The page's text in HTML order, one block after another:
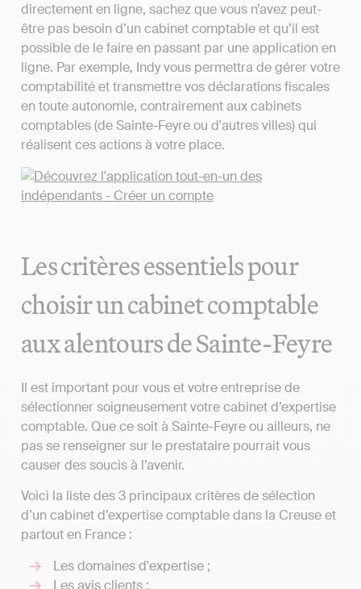
directement en ligne, sachez que vous n’avez peut-
être pas besoin d’un cabinet comptable et qu’il est
possible de le faire en passant par une application en
ligne. Par exemple, Indy vous permettra de gérer votre
comptabilité et transmettre vos déclarations fiscales
en toute autonomie, contrairement aux cabinets
comptables (de Sainte-Feyre ou d'autres villes) qui
réalisent ces actions à votre place.
Les critères essentiels pour
choisir un cabinet comptable
aux alentours de Sainte-Feyre
Il est important pour vous et votre entreprise de
sélectionner soigneusement votre cabinet d’expertise
comptable. Que ce soit à Sainte-Feyre ou ailleurs, ne
pas se renseigner sur le prestataire pourrait vous
causer des soucis à l’avenir.
Voici la liste des 3 principaux critères de sélection
d’un cabinet d’expertise comptable dans la Creuse et
partout en France :
Les domaines d'expertise ;
Les avis clients ;